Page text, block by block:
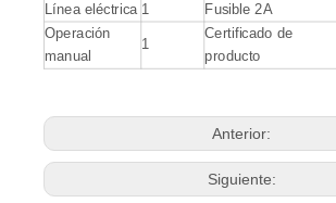
Línea eléctrica 1 Fusible 2A
Operación
manual
1
Certificado de
producto
Anterior:
Siguiente: